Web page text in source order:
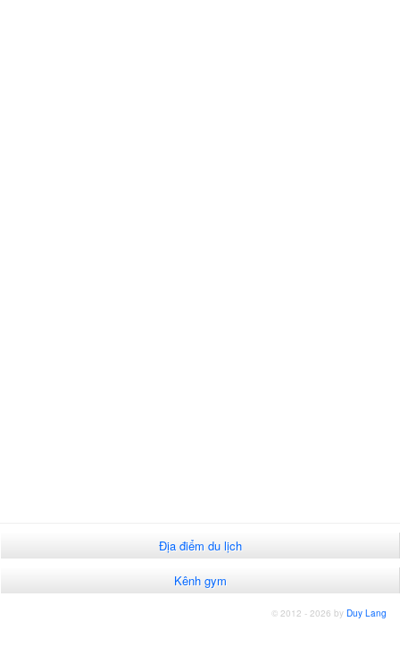
Địa điểm du lịch
Kênh gym
© 2012 - 2026 by Duy Lang